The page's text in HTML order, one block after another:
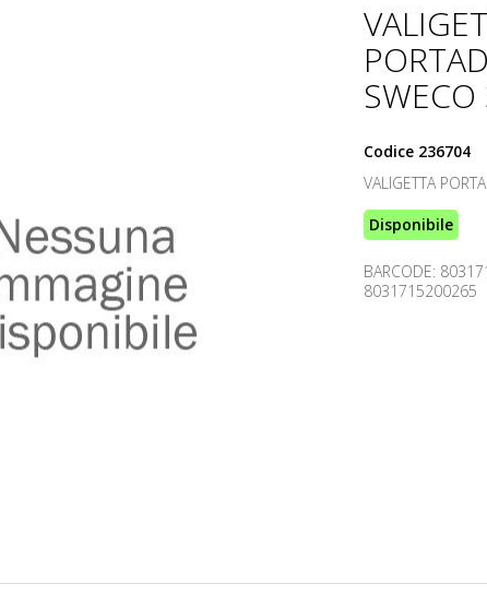
Codice 236704
VALIGETTA
Disponibile
BARCODE:
8031715200265